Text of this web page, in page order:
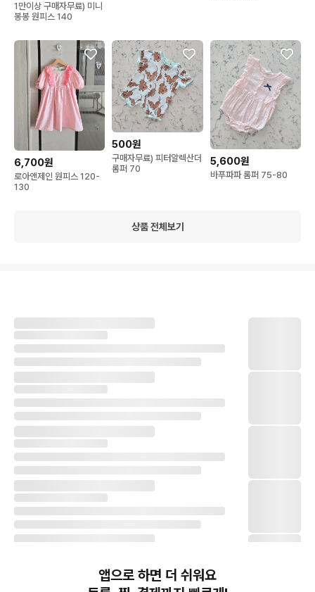
1만이상 구매자무료) 미니
봉봉 원피스 140
6,700원
로아앤제인 원피스 120-
130
500원
구매자무료) 피터알렉산더
롬퍼 70
5,600원
바푸파파 롬퍼 75-80
상품 전체보기
앱으로 하면 더 쉬워요